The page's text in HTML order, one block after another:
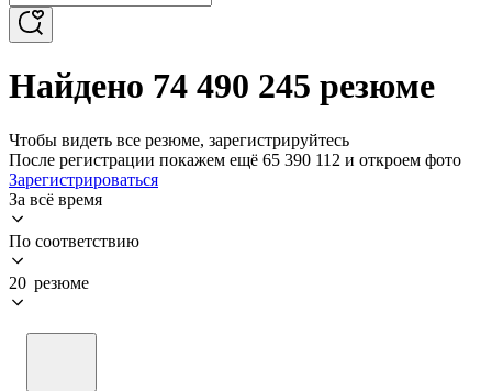
Найдено 74 490 245 резюме
Чтобы видеть все резюме, зарегистрируйтесь
После регистрации покажем ещё 65 390 112 и откроем фото
Зарегистрироваться
За всё время
По соответствию
20 резюме